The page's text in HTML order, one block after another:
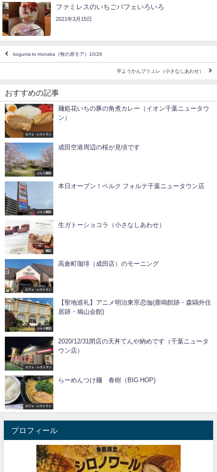
ファミレスのいちごパフェいろいろ
2021年3月15日
koguma to monaka（牧の原モア）10/26
芋ようかんブリュレ（小さなしあわせ）
おすすめの記事
カフェ・レストラン
麺処花いちの豚の角煮カレー（イオン千葉ニュータウ
ン）
ぶらり探訪
成田空港周辺の桜が見頃です
ぶらり探訪
本日オープン！ベルク フォルテ千葉ニュータウン店
雑記
生ガトーショコラ（小さなしあわせ）
カフェ・レストラン
高倉町珈琲（成田店）のモーニング
ぶらり探訪
【聖地巡礼】アニメ明治東亰恋伽(鹿鳴館跡・森鷗外住
居跡・鳩山会館)
カフェ・レストラン
2020/12/31閉店の天丼てんや納めです（千葉ニュータ
ウン店）
カフェ・レストラン
らーめんつけ麺 春樹（BIG HOP)
プロフィール